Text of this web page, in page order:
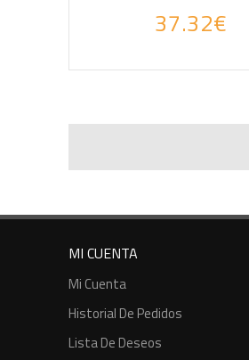
37.32€
MI CUENTA
Mi Cuenta
Historial De Pedidos
Lista De Deseos